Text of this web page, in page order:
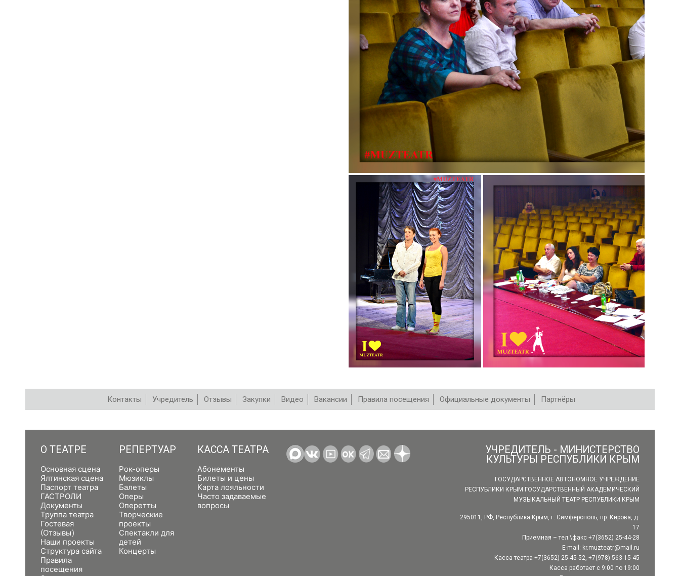
Контакты Учредитель Отзывы Закупки Видео Вакансии Правила посещения Официальные документы Партнёры
О ТЕАТРЕ
Основная сцена
Ялтинская сцена
Паспорт театра
ГАСТРОЛИ
Документы
Труппа театра
Гостевая
(Отзывы)
Наши проекты
Структура сайта
Правила
посещения
РЕПЕРТУАР
Рок-оперы
Мюзиклы
Балеты
Оперы
Оперетты
Творческие
проекты
Спектакли для
детей
Концерты
КАССА ТЕАТРА
Абонементы
Билеты и цены
Карта лояльности
Часто задаваемые
вопросы
УЧРЕДИТЕЛЬ - МИНИСТЕРСТВО
КУЛЬТУРЫ РЕСПУБЛИКИ КРЫМ
ГОСУДАРСТВЕННОЕ АВТОНОМНОЕ УЧРЕЖДЕНИЕ
РЕСПУБЛИКИ КРЫМ ГОСУДАРСТВЕННЫЙ АКАДЕМИЧЕСКИЙ
МУЗЫКАЛЬНЫЙ ТЕАТР РЕСПУБЛИКИ КРЫМ
295011, РФ, Республика Крым, г. Симферополь, пр. Кирова, д.
17
Приемная – тел.\факс +7(3652) 25-44-28
E-mail: kr.muzteatr@mail.ru
Касса театра +7(3652) 25-45-52, +7(978) 563-15-45
Касса работает с 9:00 по 19:00